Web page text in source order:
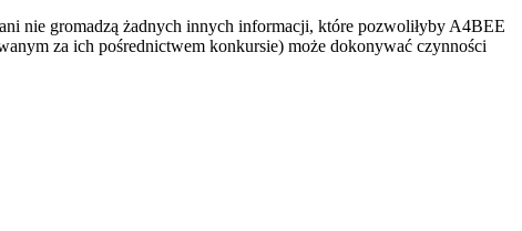
nie gromadzą żadnych innych informacji, które pozwoliłyby A4BEE
za ich pośrednictwem konkursie) może dokonywać czynności